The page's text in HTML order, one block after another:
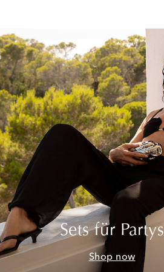
Sets für Partys
Shop now